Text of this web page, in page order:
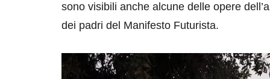
sono visibili anche alcune delle opere
dei padri del Manifesto Futurista.